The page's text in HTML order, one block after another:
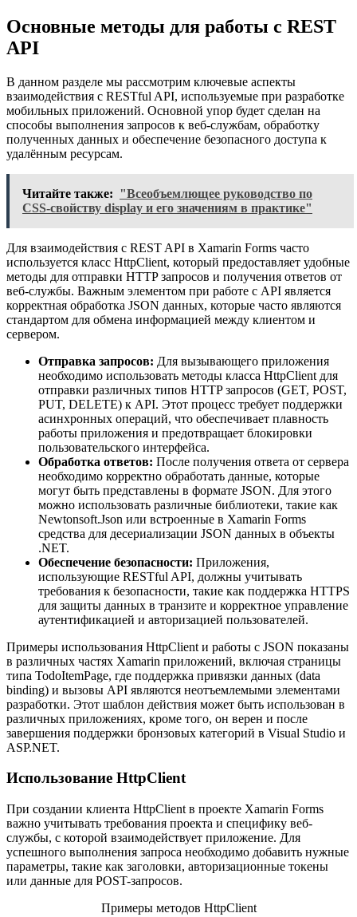
Основные методы для работы с REST
API
В данном разделе мы рассмотрим ключевые аспекты
взаимодействия с RESTful API, используемые при разработке
мобильных приложений. Основной упор будет сделан на
способы выполнения запросов к веб-службам, обработку
полученных данных и обеспечение безопасного доступа к
удалённым ресурсам.
Читайте также: "Всеобъемлющее руководство по
CSS-свойству display и его значениям в практике"
Для взаимодействия с REST API в Xamarin Forms часто
используется класс HttpClient, который предоставляет удобные
методы для отправки HTTP запросов и получения ответов от
веб-службы. Важным элементом при работе с API является
корректная обработка JSON данных, которые часто являются
стандартом для обмена информацией между клиентом и
сервером.
Отправка запросов: Для вызывающего приложения
необходимо использовать методы класса HttpClient для
отправки различных типов HTTP запросов (GET, POST,
PUT, DELETE) к API. Этот процесс требует поддержки
асинхронных операций, что обеспечивает плавность
работы приложения и предотвращает блокировки
пользовательского интерфейса.
Обработка ответов: После получения ответа от сервера
необходимо корректно обработать данные, которые
могут быть представлены в формате JSON. Для этого
можно использовать различные библиотеки, такие как
Newtonsoft.Json или встроенные в Xamarin Forms
средства для десериализации JSON данных в объекты
.NET.
Обеспечение безопасности: Приложения,
использующие RESTful API, должны учитывать
требования к безопасности, такие как поддержка HTTPS
для защиты данных в транзите и корректное управление
аутентификацией и авторизацией пользователей.
Примеры использования HttpClient и работы с JSON показаны
в различных частях Xamarin приложений, включая страницы
типа TodoItemPage, где поддержка привязки данных (data
binding) и вызовы API являются неотъемлемыми элементами
разработки. Этот шаблон действия может быть использован в
различных приложениях, кроме того, он верен и после
завершения поддержки бронзовых категорий в Visual Studio и
ASP.NET.
Использование HttpClient
При создании клиента HttpClient в проекте Xamarin Forms
важно учитывать требования проекта и специфику веб-
службы, с которой взаимодействует приложение. Для
успешного выполнения запроса необходимо добавить нужные
параметры, такие как заголовки, авторизационные токены
или данные для POST-запросов.
Примеры методов HttpClient